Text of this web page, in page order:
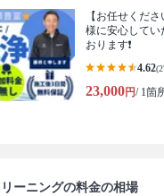
【お任せくだ
様に安心してい
おります❗️
4.62
23,000円/ 1箇
ーニングの料金の相場